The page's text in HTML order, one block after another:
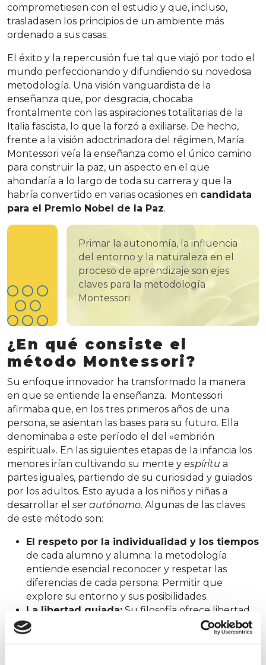
comprometiesen con el estudio y que, incluso,
trasladasen los principios de un ambiente más
ordenado a sus casas.
El éxito y la repercusión fue tal que viajó por todo el
mundo perfeccionando y difundiendo su novedosa
metodología. Una visión vanguardista de la
enseñanza que, por desgracia, chocaba
frontalmente con las aspiraciones totalitarias de la
Italia fascista, lo que la forzó a exiliarse. De hecho,
frente a la visión adoctrinadora del régimen, María
Montessori veía la enseñanza como el único camino
para construir la paz, un aspecto en el que
ahondaría a lo largo de toda su carrera y que la
habría convertido en varias ocasiones en candidata
para el Premio Nobel de la Paz.
Primar la autonomía, la influencia
del entorno y la naturaleza en el
proceso de aprendizaje son ejes
claves para la metodología
Montessori
¿En qué consiste el
método Montessori?
Su enfoque innovador ha transformado la manera
en que se entiende la enseñanza. Montessori
afirmaba que, en los tres primeros años de una
persona, se asientan las bases para su futuro. Ella
denominaba a este período el del «embrión
espiritual». En las siguientes etapas de la infancia los
menores irían cultivando su mente y espíritu a
partes iguales, partiendo de su curiosidad y guiados
por los adultos. Esto ayuda a los niños y niñas a
desarrollar el ser autónomo. Algunas de las claves
de este método son:
El respeto por la individualidad y los tiempos
de cada alumno y alumna: la metodología
entiende esencial reconocer y respetar las
diferencias de cada persona. Permitir que
explore su entorno y sus posibilidades.
La libertad guiada: Su filosofía ofrece libertad
dentro de unos límites establecidos que
permitan al alumnado elegir actividades para